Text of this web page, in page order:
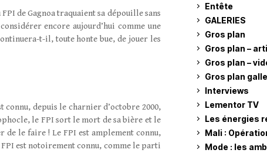
de Gagnoa traquaient sa dépouille sans
encore aujourd’hui comme une
t-il, toute honte bue, de jouer les
depuis le charnier d’octobre 2000,
le FPI sort le mort de sa bière et le
de le faire ! Le FPI est amplement connu,
est notoirement connu, comme le parti
Entête
GALERIES
Gros plan
Gros plan –
Gros plan –
Gros plan
Interviews
Lementor TV
Les énergies
Mali :
Mode : les